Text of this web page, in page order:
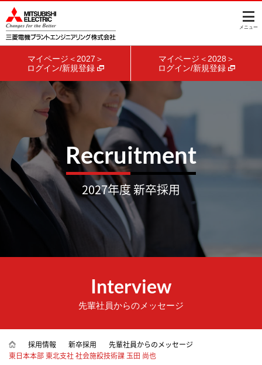
メニュー
マイページ＜2027＞
ログイン/新規登録
マイページ＜2028＞
ログイン/新規登録
Recruitment
2027年度 新卒採用
Interview
先輩社員からのメッセージ
採用情報 新卒採用
先輩社員からのメッセージ
東日本本部 東北支社 社会施設技術課 玉田 尚也